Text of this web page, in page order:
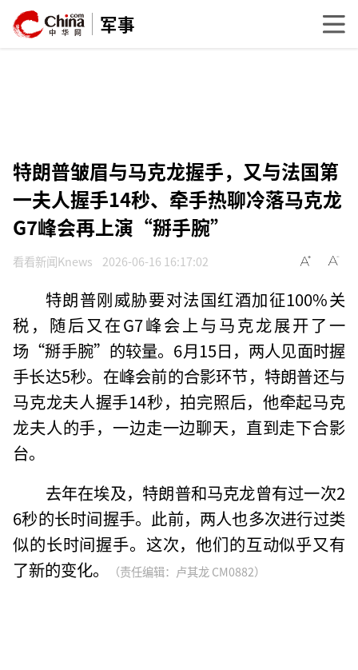
军事
特朗普皱眉与马克龙握手，又与法国第
一夫人握手14秒、牵手热聊冷落马克龙
G7峰会再上演“掰手腕”
看看新闻Knews 2026-06-16 16:17:02
特朗普刚威胁要对法国红酒加征100%关
税，随后又在G7峰会上与马克龙展开了一
场“掰手腕”的较量。6月15日，两人见面时握
手长达5秒。在峰会前的合影环节，特朗普还与
马克龙夫人握手14秒，拍完照后，他牵起马克
龙夫人的手，一边走一边聊天，直到走下合影
台。
去年在埃及，特朗普和马克龙曾有过一次2
6秒的长时间握手。此前，两人也多次进行过类
似的长时间握手。这次，他们的互动似乎又有
了新的变化。
（责任编辑：卢其龙 CM0882）